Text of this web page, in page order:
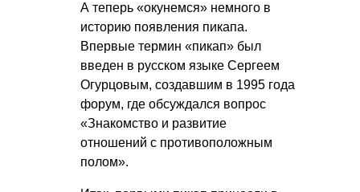
А теперь «окунемся» немного в
историю появления пикапа.
Впервые термин «пикап» был
введен в русском языке Сергеем
Огурцовым, создавшим в 1995 года
форум, где обсуждался вопрос
«Знакомство и развитие
отношений с противоположным
полом».